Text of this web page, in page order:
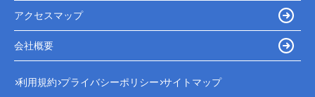
アクセスマップ
会社概要
利用規約 プライバシーポリシー サイトマップ